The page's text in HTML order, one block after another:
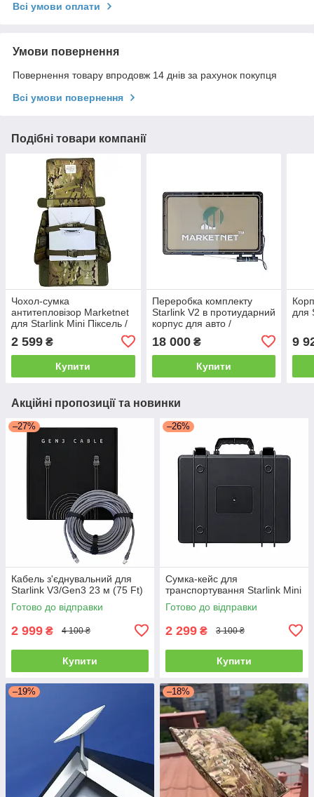
Всі умови оплати
Умови повернення
Повернення товару впродовж 14 днів за рахунок покупця
Всі умови повернення
Подібні товари компанії
Чохол-сумка
антитепловізор Marketnet
для Starlink Mini Піксель /
2 599 ₴
Купити
Переробка комплекту
Starlink V2 в протиударний
корпус для авто /
Супутниковий інтернет в
автомобіль
18 000₴
Купити
для
9
Акційні пропозиції та новинки
–27%
Кабель з'єднувальний для
Starlink V3/Gen3 23 м (75 Ft)
Готово до відправки
2 999 ₴ 4 100 ₴
Купити
–26%
Сумка-кейс для
транспортування Starlink Mini
Готово до відправки
2 299 ₴ 3 100 ₴
Купити
–19% –18%